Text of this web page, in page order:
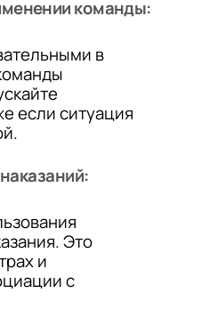
команды:
в
если ситуация
Это
и
с